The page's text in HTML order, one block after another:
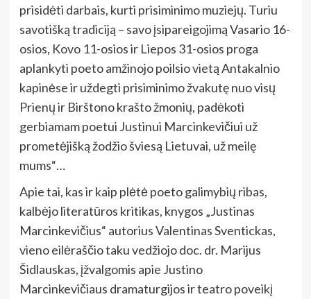
prisidėti darbais, kurti prisiminimo muziejų. Turiu
savotišką tradiciją – savo įsipareigojimą Vasario 16-
osios, Kovo 11-osios ir Liepos 31-osios proga
aplankyti poeto amžinojo poilsio vietą Antakalnio
kapinėse ir uždegti prisiminimo žvakutę nuo visų
Prienų ir Birštono krašto žmonių, padėkoti
gerbiamam poetui Justinui Marcinkevičiui už
prometėjišką žodžio šviesą Lietuvai, už meilę
mums“…
Apie tai, kas ir kaip plėtė poeto galimybių ribas,
kalbėjo literatūros kritikas, knygos „Justinas
Marcinkevičius“ autorius Valentinas Sventickas,
vieno eilėraščio taku vedžiojo doc. dr. Marijus
Šidlauskas, įžvalgomis apie Justino
Marcinkevičiaus dramaturgijos ir teatro poveikį